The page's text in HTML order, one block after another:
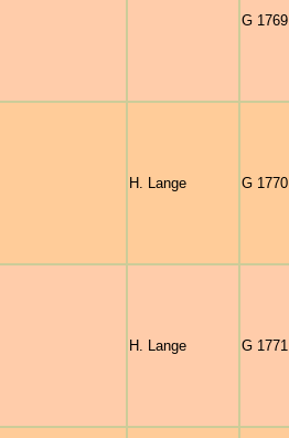
G 1769
H. Lange G 1770
H. Lange G 1771